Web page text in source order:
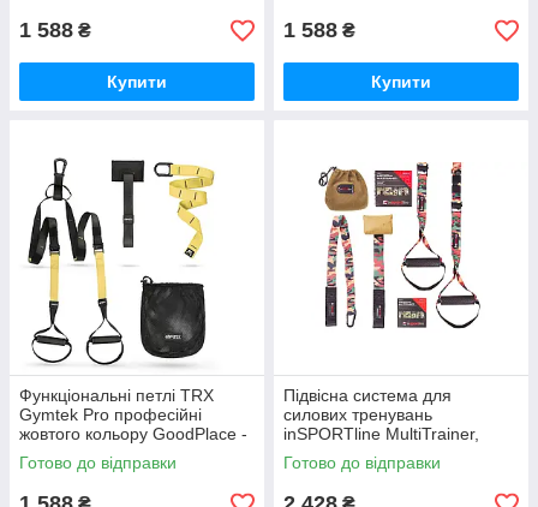
1 588 ₴
Купити
1 588 ₴
Купити
Функціональні петлі TRX
Gymtek Pro професійні
жовтого кольору GoodPlace -
worry-free-shopping-
Готово до відправки
Підвісна система для
силових тренувань
inSPORTline MultiTrainer,
камуфляж GoodPlace -worry-
free-shopping-
Готово до відправки